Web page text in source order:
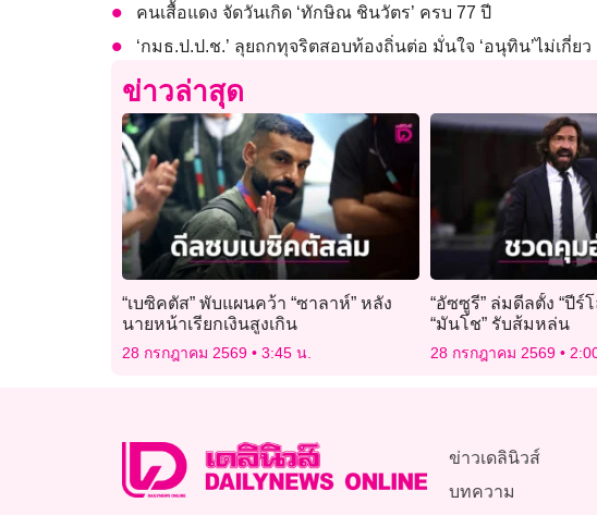
คนเสื้อแดง จัดวันเกิด ‘ทักษิณ ชินวัตร’ ครบ 77 ปี
‘กมธ.ป.ป.ช.’ ลุยถกทุจริตสอบท้องถิ่นต่อ มั่นใจ ‘อนุทิน’ไม่เกี่ยว
ข่าวล่าสุด
“เบซิคตัส” พับแผนคว้า “ซาลาห์” หลัง
นายหน้าเรียกเงินสูงเกิน
28 กรกฎาคม 2569 3:45 น.
“อัซซูรี” ล่มดีลตั้ง “ปีร์
“มันโช” รับส้มหล่น
28 กรกฎาคม 2569
ข่าวเดลินิวส์
บทความ